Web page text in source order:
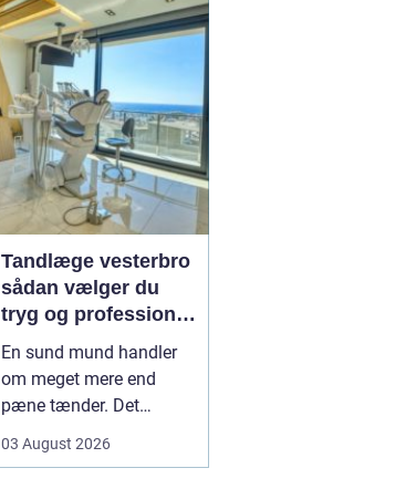
Hvidovre, handler det
derfor ikke kun om pris.
Det handler om kvalitet,
tryghed og gode løsni...
Tandlæge vesterbro
sådan vælger du
tryg og professionel
tandpleje
En sund mund handler
om meget mere end
pæne tænder. Det
hverdag, din selvtillid og
03 August 2026